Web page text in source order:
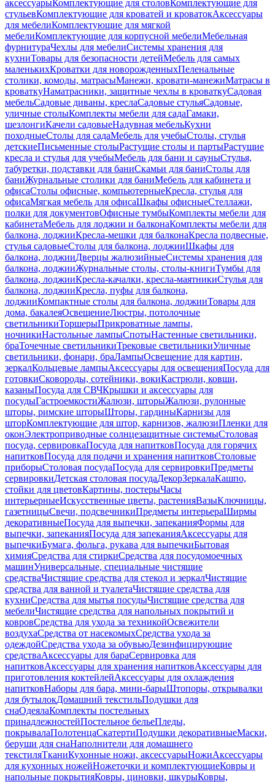
аксессуарыКомплектующие для столовКомплектующие для
стульевКомплектующие для кроватей и кроватокАксессуары
для мебелиКомплектующие для мягкой
мебелиКомплектующие для корпусной мебелиМебельная
фурнитураЧехлы для мебелиСистемы хранения для
кухниТовары для безопасности детейМебель для самых
маленькихКроватки для новорожденныхПеленальные
столики, комоды, матрасыМанежи, кровати-манежиМатрасы в
кроваткуНаматрасники, защитные чехлы в кроваткуСадовая
мебельСадовые диваны, креслаСадовые стульяСадовые,
уличные столыКомплекты мебели для садаГамаки,
шезлонгиКачели садовыеНадувная мебельКухни
походныеСтолы для садаМебель для учебыСтолы, стулья
детскиеПисьменные столыРастущие столы и партыРастущие
кресла и стулья для учебыМебель для бани и сауныСтулья,
табуретки, подставки для баниСкамьи для баниСтолы для
баниЖурнальные столики для баниМебель для кабинета и
офисаСтолы офисные, компьютерныеКресла, стулья для
офисаМягкая мебель для офисаШкафы офисныеСтеллажи,
полки для документовОфисные тумбыКомплекты мебели для
кабинетаМебель для лоджии и балконаКомплекты мебели для
балкона, лоджииКресла-мешки для балконаКресла подвесные,
стулья садовыеСтолы для балкона, лоджииШкафы для
балкона, лоджииДверцы жалюзийныеСистемы хранения для
балкона, лоджииЖурнальные столы, столы-книгиТумбы для
балкона, лоджииКресла-качалки, кресла-маятникиСтулья для
балкона, лоджииКресла, пуфы для балкона,
лоджииКомпактные столы для балкона, лоджииТовары для
дома, бакалеяОсвещениеЛюстры, потолочные
светильникиТоршерыПрикроватные лампы,
ночникиНастольные лампыСпотыНастенные светильники,
браТочечные светильникиТрековые светильникиУличные
светильники, фонари, браЛампыОсвещение для картин,
зеркалКольцевые лампыАксессуары для освещенияПосуда для
готовкиСковороды, сотейники, вокиКастрюли, ковши,
казаныПосуда для СВЧКрышки и аксессуары для
посудыГастроемкостиЖалюзи, шторыЖалюзи, рулонные
шторы, римские шторыШторы, гардиныКарнизы для
шторКомплектующие для штор, карнизов, жалюзиПленки для
оконЭлектроприводные солнцезащитные системыСтоловая
посуда, сервировкаПосуда для напитковПосуда для горячих
напитковПосуда для подачи и хранения напитковСтоловые
приборыСтоловая посудаПосуда для сервировкиПредметы
сервировкиДетская столовая посудаДекорЗеркалаКашпо,
стойки для цветовКартины, постерыЧасы
интерьерныеИскусственные цветы, растенияВазыКлючницы,
газетницыСвечи, подсвечникиПредметы интерьераШирмы
декоративныеПосуда для выпечки, запеканияФормы для
выпечки, запеканияПосуда для запеканияАксессуары для
выпечкиБумага, фольга, рукава для выпечкиБытовая
химияСредства для стиркиСредства для посудомоечных
машинУниверсальные, специальные чистящие
средстваЧистящие средства для стекол и зеркалЧистящие
средства для ванной и туалетаЧистящие средства для
кухниСредства для мытья посудыЧистящие средства для
мебелиЧистящие средства для напольных покрытий и
ковровСредства для ухода за техникойОсвежители
воздухаСредства от насекомыхСредства ухода за
одеждойСредства ухода за обувьюДезинфицирующие
средстваАксессуары для бараСервировка для
напитковАксессуары для хранения напитковАксессуары для
приготовления коктейлейАксессуары для охлаждения
напитковНаборы для бара, мини-барыШтопоры, открывалки
для бутылокДомашний текстильПодушки для
снаОдеялаКомплекты постельных
принадлежностейПостельное бельеПледы,
покрывалаПолотенцаСкатертиПодушки декоративныеМаски,
беруши для снаНаполнители для домашнего
текстиляТканиКухонные ножи, аксессуарыНожиАксессуары
для кухонных ножейНожеточки и комплектующиеКовры и
напольные покрытияКовры, циновки, шкурыКовры,